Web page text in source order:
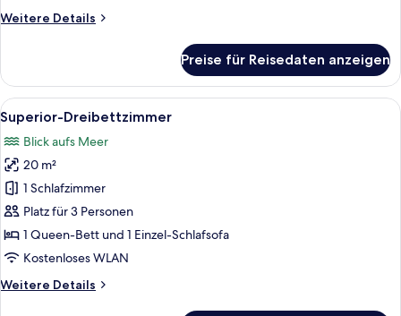
anzeigen
Weitere Details
Weitere
2 Schlafzimmer,
eigener
Pool,
Meerblick
(Sapphire)
Preise für Reisedaten anzeigen
Alle
Fotos
für
Superior-
Dreibettzimmer
anzeigen
Blick auf eine Küstenlandschaft mit
6
Superior-Dreibettzimmer
Blick aufs Meer
20 m²
1 Schlafzimmer
Platz für 3 Personen
1 Queen-Bett und 1 Einzel-Schlafsofa
Kostenloses WLAN
Weitere Details
Weitere